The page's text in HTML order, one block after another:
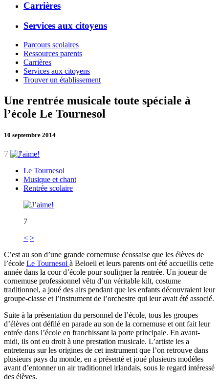
Carrières
Services aux citoyens
Parcours scolaires
Ressources parents
Carrières
Services aux citoyens
Trouver un établissement
Une rentrée musicale toute spéciale à
l’école Le Tournesol
10 septembre 2014
7
Le Tournesol
Musique et chant
Rentrée scolaire
7
< >
C’est au son d’une grande cornemuse écossaise que les élèves de
l’école Le Tournesol à Beloeil et leurs parents ont été accueillis cette
année dans la cour d’école pour souligner la rentrée. Un joueur de
cornemuse professionnel vêtu d’un véritable kilt, costume
traditionnel, a joué des airs pendant que les enfants découvraient leur
groupe-classe et l’instrument de l’orchestre qui leur avait été associé.
Suite à la présentation du personnel de l’école, tous les groupes
d’élèves ont défilé en parade au son de la cornemuse et ont fait leur
entrée dans l’école en franchissant la porte principale. En avant-
midi, ils ont eu droit à une prestation musicale. L’artiste les a
entretenus sur les origines de cet instrument que l’on retrouve dans
plusieurs pays du monde, en a présenté et joué plusieurs modèles
avant d’entonner un air traditionnel irlandais, sous le regard intéressé
des élèves.